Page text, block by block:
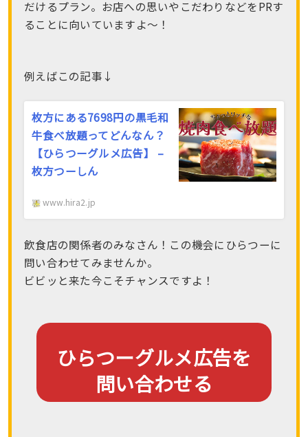
だけるプラン。お店への思いやこだわりなどをPRす
ることに向いていますよ〜！
例えばこの記事↓
枚方にある7698円の黒毛和
牛食べ放題ってどんなん？
【ひらつーグルメ広告】 –
枚方つーしん
www.hira2.jp
飲食店の関係者のみなさん！この機会にひらつーに
問い合わせてみませんか。
ビビッと来た今こそチャンスですよ！
ひらつーグルメ広告を
問い合わせる